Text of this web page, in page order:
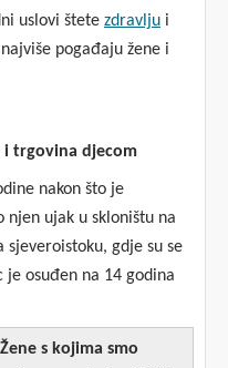
uslovi štete zdravlju i
pogađaju žene i
i trgovina djecom
nakon što je
njen ujak u skloništu na
sjeveroistoku, gdje su se
osuđen na 14 godina
s kojima smo